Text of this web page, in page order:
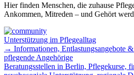
Hier finden Menschen, die zuhause
Ankommen, Mitreden – und Gehört
Unterstützung im Pflegealltag
→ Informationen, Entlastungsangebote
pflegende Angehörige
Beratungsstellen in Berlin, Pflegekurse,